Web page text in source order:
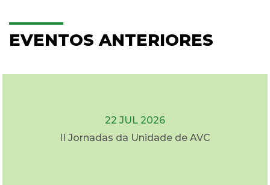
EVENTOS ANTERIORES
22 JUL 2026
II Jornadas da Unidade de AVC